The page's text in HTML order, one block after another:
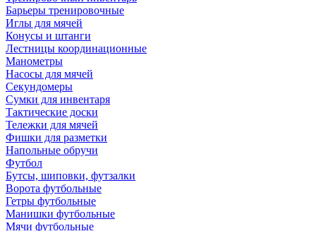
Барьеры тренировочные
Иглы для мячей
Конусы и штанги
Лестницы координационные
Манометры
Насосы для мячей
Секундомеры
Сумки для инвентаря
Тактические доски
Тележки для мячей
Фишки для разметки
Напольные обручи
Футбол
Бутсы, шиповки, футзалки
Ворота футбольные
Гетры футбольные
Манишки футбольные
Мячи футбольные